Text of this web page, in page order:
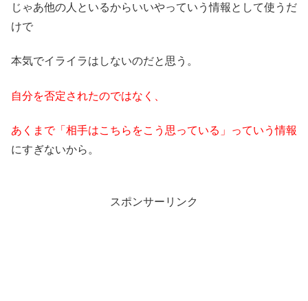
じゃあ他の人といるからいいやっていう情報として使うだ
けで
本気でイライラはしないのだと思う。
自分を否定されたのではなく、
あくまで「相手はこちらをこう思っている」っていう情報
にすぎないから。
スポンサーリンク